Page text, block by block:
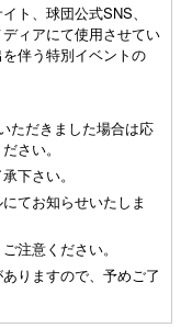
ト、球団公式SNS、
ィアにて使用させてい
伴う特別イベントの
ただきました場合は応
さい。
下さい。
てお知らせいたしま
注意ください。
りますので、予めご了